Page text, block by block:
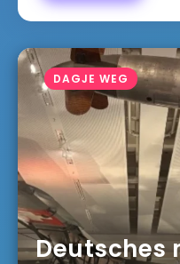
DAGJE WEG
Deutsches